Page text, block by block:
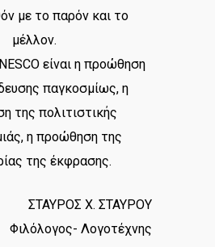
με το παρόν και το
μέλλον.
είναι η προώθηση
παγκοσμίως, η
της πολιτιστικής
η προώθηση της
της έκφρασης.
ΣΤΑΥΡΟΣ Χ. ΣΤΑΥΡΟΥ
Φιλόλογος- Λογοτέχνης